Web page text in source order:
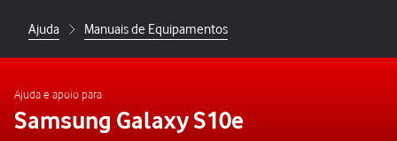
Ajuda Manuais de Equipamentos
Ajuda e apoio para
Samsung Galaxy S10e